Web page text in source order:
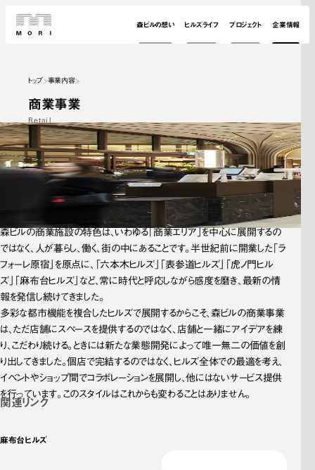
森ビルの想い ヒルズライフ プロジェクト 企業情報
トップ 事業内容
商業事業
Retail
森ビルの商業施設の特色は、いわゆる「商業エリア」を中心に展開するの
ではなく、人が暮らし、働く、街の中にあることです。半世紀前に開業した「ラ
フォーレ原宿」を原点に、「六本木ヒルズ」「表参道ヒルズ」「虎ノ門ヒル
ズ」「麻布台ヒルズ」など、常に時代と呼応しながら感度を磨き、最新の情
報を発信し続けてきました。
多彩な都市機能を複合したヒルズで展開するからこそ、森ビルの商業事業
は、ただ店舗にスペースを提供するのではなく、店舗と一緒にアイデアを練
り、こだわり続ける。ときには新たな業態開発によって唯一無二の価値を創
り出してきました。個店で完結するのではなく、ヒルズ全体での最適を考え、
イベントやショップ間でコラボレーションを展開し、他にはないサービス提供
を行っています。このスタイルはこれからも変わることはありません。
関連リンク
麻布台ヒルズ